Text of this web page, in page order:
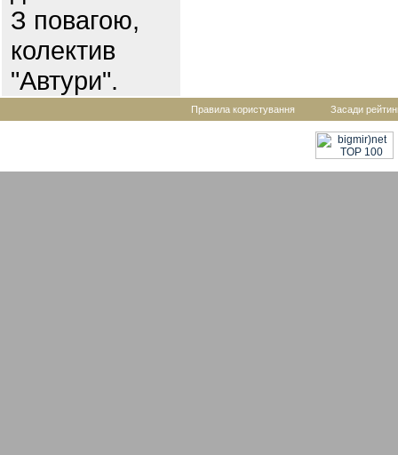
З повагою,
колектив
"Автури".
Правила користування Засади